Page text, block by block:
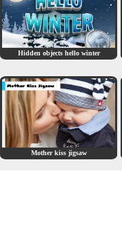
Hidden objects hello winter
Mother kiss jigsaw